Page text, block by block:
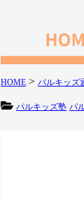
HOME > パルキッズ
パルキッズ塾 パ